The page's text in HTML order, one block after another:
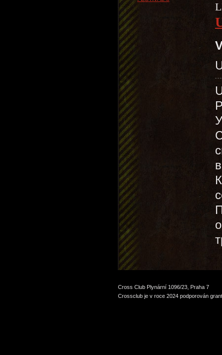
Cross Club Plynární 1096/23, Praha 7
Crossclub je v roce 2024 podporován